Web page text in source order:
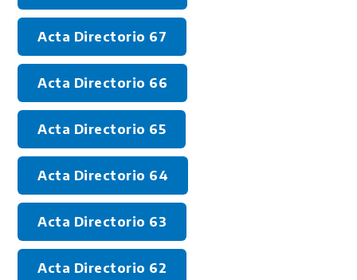
Acta Directorio 67
Acta Directorio 66
Acta Directorio 65
Acta Directorio 64
Acta Directorio 63
Acta Directorio 62